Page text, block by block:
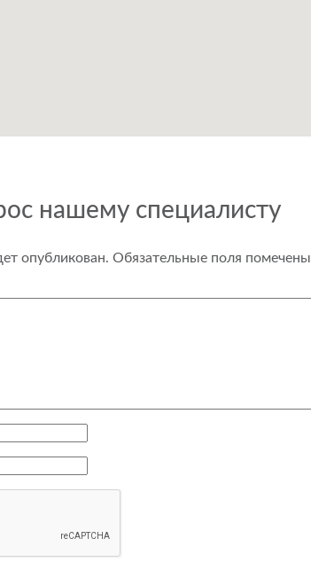
нашему специалисту
опубликован. Обязательные поля помечены